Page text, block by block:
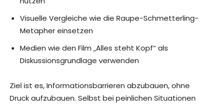
Visuelle Vergleiche wie die Raupe-Schmetterling-
Metapher einsetzen
Medien wie den Film „Alles steht Kopf“ als
Diskussionsgrundlage verwenden
Ziel ist es, Informationsbarrieren abzubauen, ohne
Druck aufzubauen. Selbst bei peinlichen Situationen